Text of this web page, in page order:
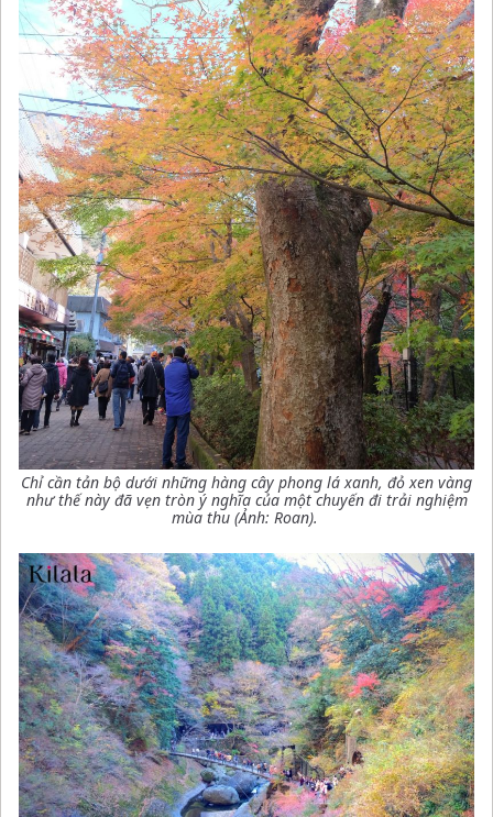
Chỉ cần tản bộ dưới những hàng cây phong lá xanh, đỏ xen vàng
như thế này đã vẹn tròn ý nghĩa của một chuyến đi trải nghiệm
mùa thu (Ảnh: Roan).